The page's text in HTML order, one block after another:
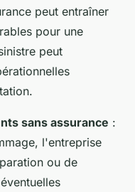
peut entraîner
pour une
peut
sans assurance :
l'entreprise
ou de